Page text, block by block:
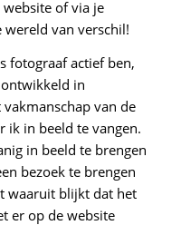
of via je
wereld van verschil!
fotograaf actief ben,
in
van de
ik in beeld te vangen.
in beeld te brengen
bezoek te brengen
waaruit blijkt dat het
er op de website